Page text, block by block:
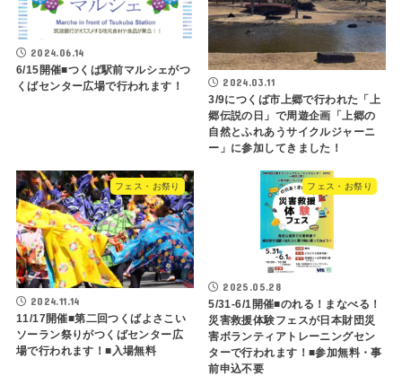
2024.06.14
6/15開催■つくば駅前マルシェがつ
くばセンター広場で行われます！
2024.03.11
3/9につくば市上郷で行われた「上
郷伝説の日」で周遊企画「上郷の
自然とふれあうサイクルジャーニ
ー」に参加してきました！
フェス・お祭り
2024.11.14
11/17開催■第二回つくばよさこい
ソーラン祭りがつくばセンター広
場で行われます！■入場無料
フェス・お祭り
2025.05.28
5/31-6/1開催■のれる！まなべる！
災害救援体験フェスが日本財団災
害ボランティアトレーニングセン
ターで行われます！■参加無料・事
前申込不要